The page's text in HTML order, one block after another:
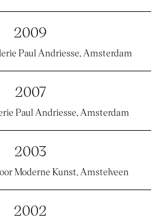
2009
Paul Andriesse, Amsterdam
2007
Paul Andriesse, Amsterdam
2003
Moderne Kunst, Amstelveen
2002